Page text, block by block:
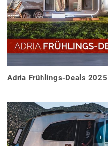
Adria Frühlings-Deals